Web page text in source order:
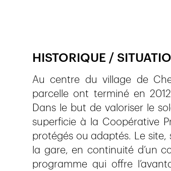
HISTORIQUE /
Au centre du village de
parcelle ont terminé en
Dans le but de valoriser le
superficie à la Coopérative
protégés ou adaptés. Le
la gare, en continuité d’un
programme qui offre